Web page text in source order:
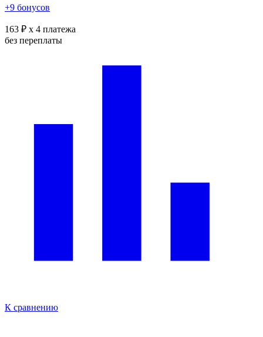
+9 бонусов
163 ₽ x 4 платежа
без переплаты
К сравнению